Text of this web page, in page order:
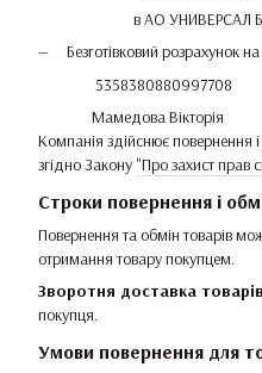
в АО УНИВЕРСАЛ
Безготівковий розрахунок
5358380880997708
Мамедова Вікторія
Компанія здійснює повернення і
згідно Закону "Про захист прав
Строки повернення і
Повернення та обмін товарів
отримання товару покупцем.
Зворотня доставка товарів
покупця.
Умови повернення для